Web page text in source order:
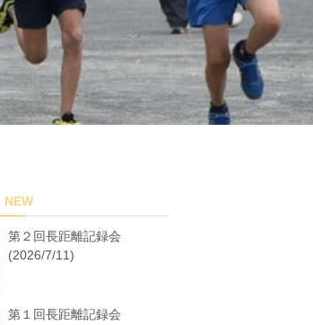
NEW
第２回長距離記録会
(2026/7/11)
第１回長距離記録会